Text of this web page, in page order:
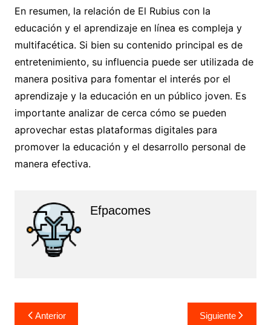
En resumen, la relación de El Rubius con la
educación y el aprendizaje en línea es compleja y
multifacética. Si bien su contenido principal es de
entretenimiento, su influencia puede ser utilizada de
manera positiva para fomentar el interés por el
aprendizaje y la educación en un público joven. Es
importante analizar de cerca cómo se pueden
aprovechar estas plataformas digitales para
promover la educación y el desarrollo personal de
manera efectiva.
Efpacomes
Navegación
Anterior Siguiente